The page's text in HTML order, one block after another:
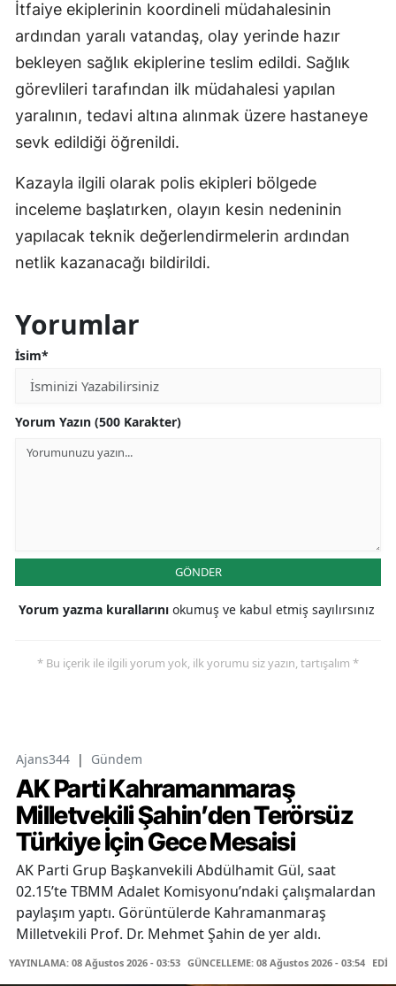
İtfaiye ekiplerinin koordineli müdahalesinin
ardından yaralı vatandaş, olay yerinde hazır
bekleyen sağlık ekiplerine teslim edildi. Sağlık
görevlileri tarafından ilk müdahalesi yapılan
yaralının, tedavi altına alınmak üzere hastaneye
sevk edildiği öğrenildi.
Kazayla ilgili olarak polis ekipleri bölgede
inceleme başlatırken, olayın kesin nedeninin
yapılacak teknik değerlendirmelerin ardından
netlik kazanacağı bildirildi.
Yorumlar
İsim*
Yorum Yazın (500 Karakter)
GÖNDER
Yorum yazma kurallarını okumuş ve kabul etmiş sayılırsınız
* Bu içerik ile ilgili yorum yok, ilk yorumu siz yazın, tartışalım *
Ajans344 | Gündem
AK Parti Kahramanmaraş
Milletvekili Şahin’den Terörsüz
Türkiye İçin Gece Mesaisi
AK Parti Grup Başkanvekili Abdülhamit Gül, saat
02.15’te TBMM Adalet Komisyonu’ndaki çalışmalardan
paylaşım yaptı. Görüntülerde Kahramanmaraş
Milletvekili Prof. Dr. Mehmet Şahin de yer aldı.
YAYINLAMA: 08 Ağustos 2026 - 03:53 GÜNCELLEME: 08 Ağustos 2026 - 03:54